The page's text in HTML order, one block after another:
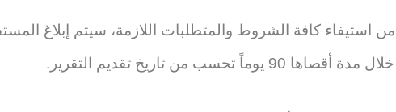
استيفاء كافة الشروط والمتطلبات اللازمة، سيتم إبلاغ
تحسب من تاريخ تقديم التقرير.